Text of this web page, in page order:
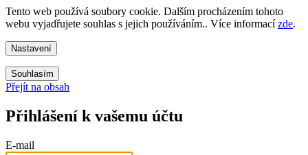
Tento web používá soubory cookie. Dalším procházením tohoto
webu vyjadřujete souhlas s jejich používáním.. Více informacízde.
Nastavení
Souhlasím
Přejít na obsah
Přihlášení k vašemu účtu
E-mail